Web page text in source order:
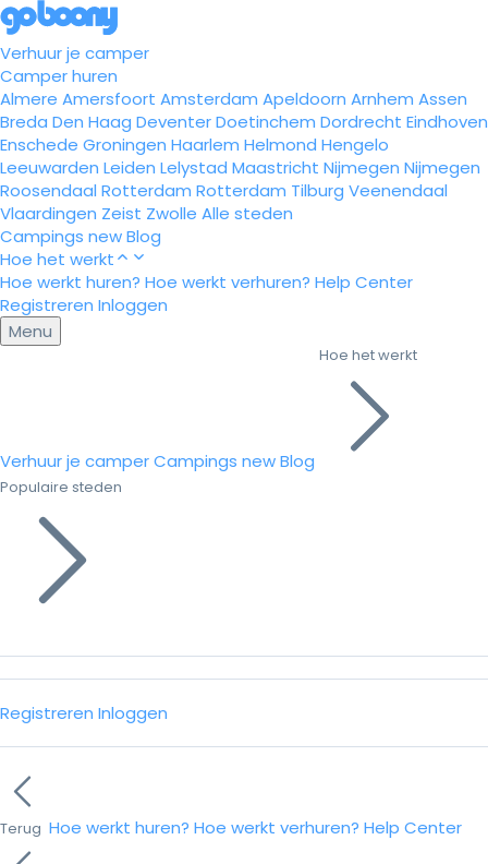
Verhuur je camper
Camper huren
Almere Amersfoort Amsterdam Apeldoorn Arnhem Assen
Breda Den Haag DeventerDoetinchem Dordrecht Eindhoven
Enschede Groningen Haarlem Helmond Hengelo
Leeuwarden Leiden Lelystad Maastricht Nijmegen Nijmegen
Roosendaal Rotterdam Rotterdam Tilburg Veenendaal
Vlaardingen Zeist Zwolle Alle steden
Campings newBlog
Hoe het werkt
Hoe werkt huren? Hoe werkt verhuren? Help Center
Registreren Inloggen
Menu
Verhuur je camperCampings newBlog
Hoe het werkt
Populaire steden
Registreren Inloggen
Terug Hoe werkt huren? Hoe werkt verhuren? Help Center